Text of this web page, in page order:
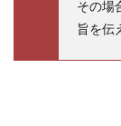
その場
旨を伝